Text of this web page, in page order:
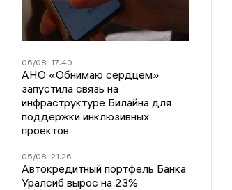
06/08 17:40
АНО «Обнимаю сердцем»
запустила связь на
инфраструктуре Билайна для
поддержки инклюзивных
проектов
05/08 21:26
Автокредитный портфель Банка
Уралсиб вырос на 23%